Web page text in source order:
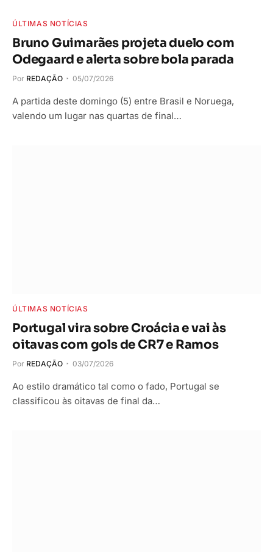
ÚLTIMAS NOTÍCIAS
Bruno Guimarães projeta duelo com
Odegaard e alerta sobre bola parada
Por REDAÇÃO 05/07/2026
A partida deste domingo (5) entre Brasil e Noruega,
valendo um lugar nas quartas de final…
ÚLTIMAS NOTÍCIAS
Portugal vira sobre Croácia e vai às
oitavas com gols de CR7 e Ramos
Por REDAÇÃO 03/07/2026
Ao estilo dramático tal como o fado, Portugal se
classificou às oitavas de final da…